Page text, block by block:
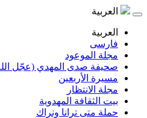
العربية
العربية
فارسی
مجلة الموعود
صحيفة صدى المهدي (عجّل
مسيرة الأربعين
مجلة الانتظار
بيت الثقافة المهدوية
حملة متى ترانا ونراك